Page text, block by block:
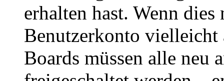
erhalten hast. Wenn
Benutzerkonto
Boards müssen alle neu